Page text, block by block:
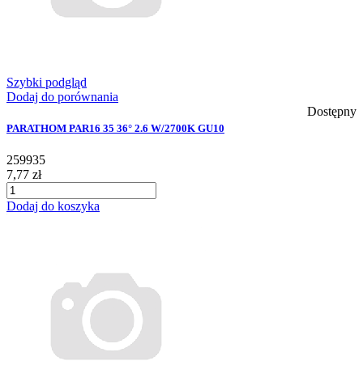
Szybki podgląd
Dodaj do porównania
Dostępny
PARATHOM PAR16 35 36° 2.6 W/2700K GU10
259935
7,77 zł
Dodaj do koszyka